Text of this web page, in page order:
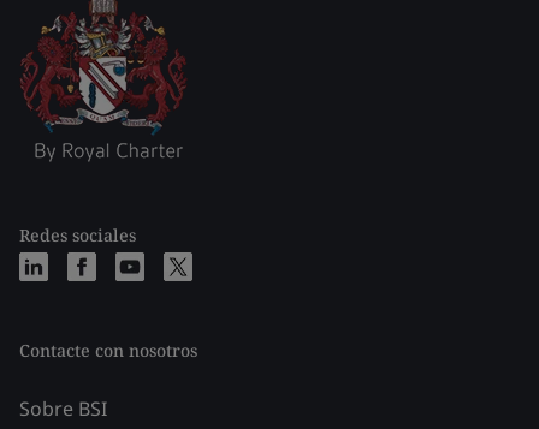
Redes sociales
Contacte con nosotros
Sobre BSI